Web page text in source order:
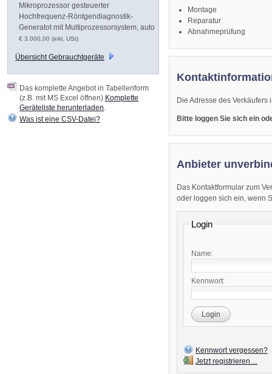
Montage
Reparatur
Abnahmeprüfung
Die Adresse des
Bitte loggen Sie sich ein
Anbieter
Das Kontaktformular zum
oder loggen sich ein, wenn
Login
Name:
Kennwort:
Login
Kennwort vergessen?
Jetzt registrieren…
Mikroprozessor gesteuerter
Hochfrequenz-Röntgendiagnostik-
Generatot mit Multiprozessorsystem, auto
€ 3.000,00 (inkl. USt)
Übersicht Gebrauchtgeräte
Das komplette Angebot in Tabellenform
(z.B. mit MS Excel öffnen) Komplette
Geräteliste herunterladen
Was ist eine CSV-Datei?